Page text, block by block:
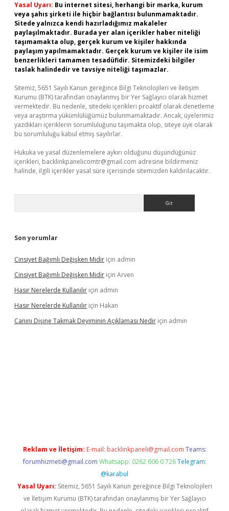
Yasal Uyarı: Bu internet sitesi, herhangi bir marka, kurum
veya şahıs şirketi ile hiçbir bağlantısı bulunmamaktadır.
Sitede yalnızca kendi hazırladığımız makaleler
paylaşılmaktadır. Burada yer alan içerikler haber niteliği
taşımamakta olup, gerçek kurum ve kişiler hakkında
paylaşım yapılmamaktadır. Gerçek kurum ve kişiler ile isim
benzerlikleri tamamen tesadüfidir. Sitemizdeki bilgiler
taslak halindedir ve tavsiye niteliği taşımazlar.
Sitemiz, 5651 Sayılı Kanun gereğince Bilgi Teknolojileri ve İletişim
Kurumu (BTK) tarafından onaylanmış bir Yer Sağlayıcı olarak hizmet
vermektedir. Bu nedenle, sitedeki içerikleri proaktif olarak denetleme
veya araştırma yükümlülüğümüz bulunmamaktadır. Ancak, üyelerimiz
yazdıkları içeriklerin sorumluluğunu taşımakta olup, siteye üye olarak
bu sorumluluğu kabul etmiş sayılırlar.
Hukuka ve yasal düzenlemelere aykırı olduğunu düşündüğünüz
içerikleri, backlinkpanelicomtr@gmail.com adresine bildirmeniz
halinde, ilgili içerikler yasal süre içerisinde sitemizden kaldırılacaktır.
Son yorumlar
Cinsiyet Bağımlı Değişken Midir için admin
Cinsiyet Bağımlı Değişken Midir için Arven
Hasır Nerelerde Kullanılır için admin
Hasır Nerelerde Kullanılır için Hakan
Canını Dişine Takmak Deyiminin Açıklaması Nedir için admin
Reklam ve İletişim: E-mail: backlinkpaneli@gmail.com Teams:
forumhizmeti@gmail.com Whatsapp: 0262 606 0 726 Telegram:
@karabul
Yasal Uyarı: Sitemiz, 5651 Sayılı Kanun gereğince Bilgi Teknolojileri
ve İletişim Kurumu (BTK) tarafından onaylanmış bir Yer Sağlayıcı